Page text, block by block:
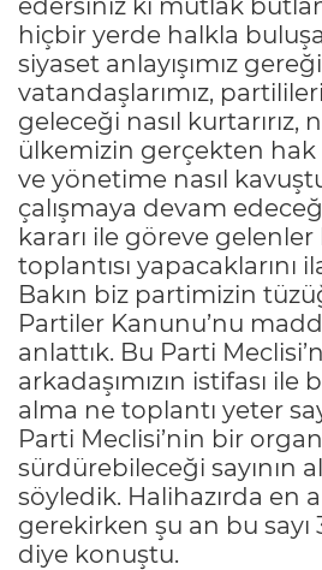
hiçbir yerde halkla
siyaset anlayışımız
vatandaşlarımız,
geleceği nasıl kurtarırız,
ülkemizin gerçekten
ve yönetime nasıl
çalışmaya devam
kararı ile göreve
toplantısı yapacaklarını
Bakın biz partimizin
Partiler Kanunu’nu
anlattık. Bu Parti
arkadaşımızın istifası
alma ne toplantı yeter
Parti Meclisi’nin bir organ
sürdürebileceği sayının
söyledik. Halihazırda en
gerekirken şu an bu sayı
diye konuştu.